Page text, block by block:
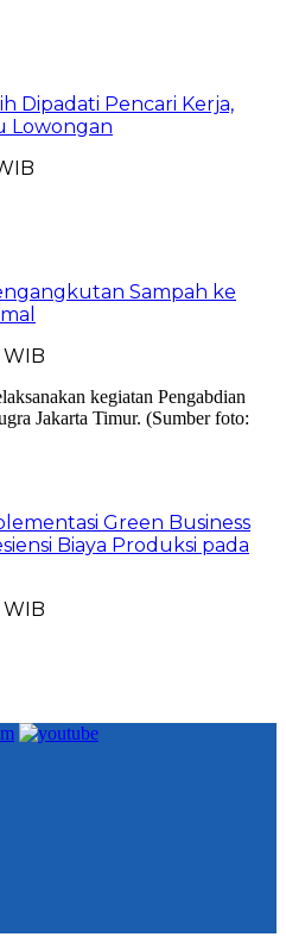
Dipadati Pencari Kerja,
Lowongan
Sampah ke
WIB
Green Business
Biaya Produksi pada
WIB